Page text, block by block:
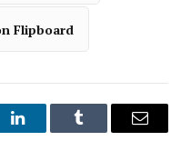
Flipboard
LinkedInTumblr Email